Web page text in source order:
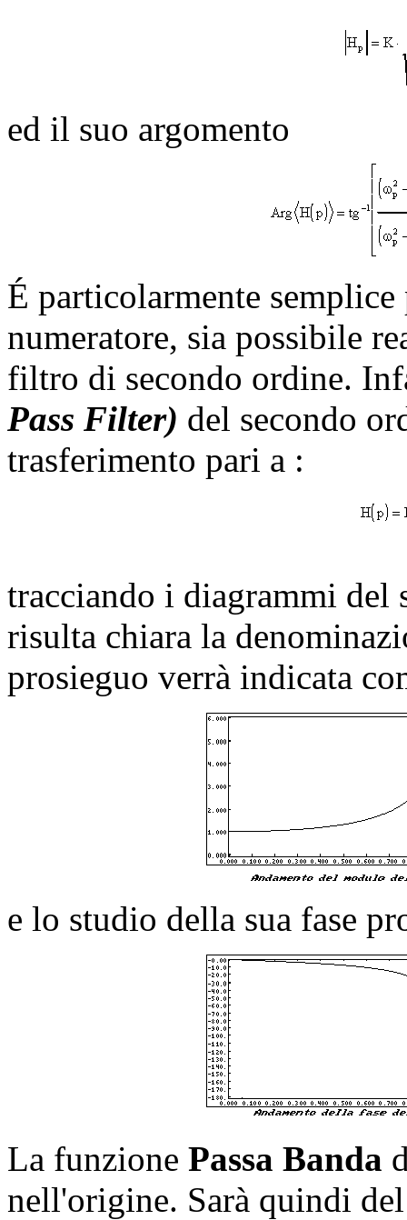
ed il suo argomento
É particolarmente
numeratore, sia possibile
filtro di secondo ordine.
Pass Filter) del secondo
trasferimento pari a :
tracciando i diagrammi del
risulta chiara la
prosieguo verrà indicata
e lo studio della sua fase
La funzione Passa Banda
nell'origine. Sarà quindi